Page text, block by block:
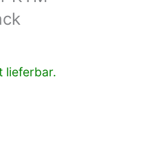
lieferbar.